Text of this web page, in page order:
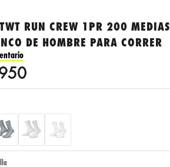
RUN CREW 1PR 200 MEDIAS
DE HOMBRE PARA CORRER